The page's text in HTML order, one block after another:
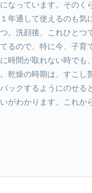
なっています。そのく
年通して使えるのも気
。洗顔後、これひとつ
るので、特に今、子育
時間が取れない時でも
乾燥の時期は、すこし
ックするようにのせる
がわかります。これか